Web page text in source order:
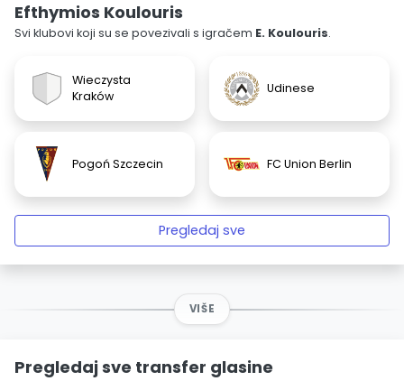
Efthymios Koulouris
Svi klubovi koji su se povezivali s igračem E. Koulouris.
Wieczysta
Kraków
Udinese
Pogoń Szczecin FC Union Berlin
Pregledaj sve
VIŠE
Pregledaj sve transfer glasine